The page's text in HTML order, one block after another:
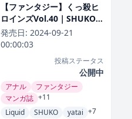
【ファンタジー】くっ殺ヒ
ロインズVol.40｜SHUKO
評価数
発売日: 2024-09-21
00:00:03
投稿ステータス
公開中
アナル
ファンタジー
マンガ誌 +11
Liquid
SHUKO yatai +7